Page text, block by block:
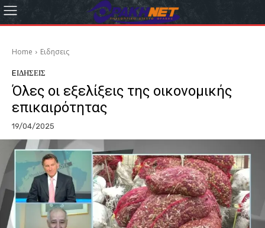
Home Eιδησεις
EΙΔΗΣΕΙΣ
Όλες οι εξελίξεις της οικονομικής
επικαιρότητας
19/04/2025